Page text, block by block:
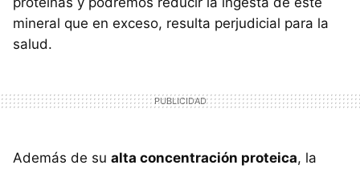
mineral que en exceso, resulta perjudicial para la
salud.
Además de su alta concentración proteica, la